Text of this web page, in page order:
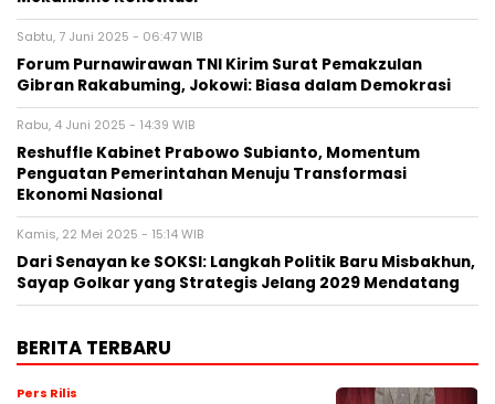
Sabtu, 7 Juni 2025 - 06:47 WIB
Forum Purnawirawan TNI Kirim Surat Pemakzulan
Gibran Rakabuming, Jokowi: Biasa dalam Demokrasi
Rabu, 4 Juni 2025 - 14:39 WIB
Reshuffle Kabinet Prabowo Subianto, Momentum
Penguatan Pemerintahan Menuju Transformasi
Ekonomi Nasional
Kamis, 22 Mei 2025 - 15:14 WIB
Dari Senayan ke SOKSI: Langkah Politik Baru Misbakhun,
Sayap Golkar yang Strategis Jelang 2029 Mendatang
BERITA TERBARU
Pers Rilis